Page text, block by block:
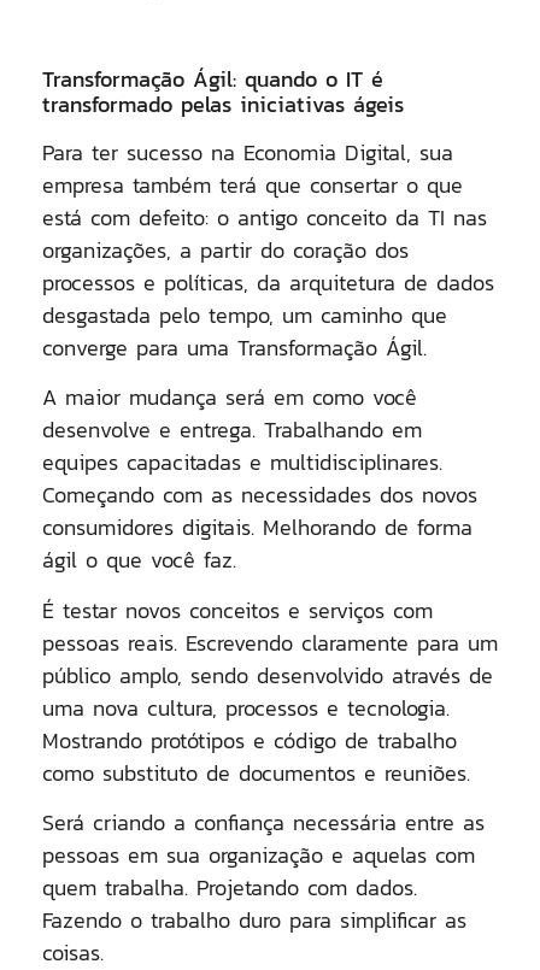
Transformação Ágil: quando o IT é
transformado pelas iniciativas ágeis
Para ter sucesso na Economia Digital, sua
empresa também terá que consertar o que
está com defeito: o antigo conceito da TI nas
organizações, a partir do coração dos
processos e políticas, da arquitetura de dados
desgastada pelo tempo, um caminho que
converge para uma Transformação Ágil.
A maior mudança será em como você
desenvolve e entrega. Trabalhando em
equipes capacitadas e multidisciplinares.
Começando com as necessidades dos novos
consumidores digitais. Melhorando de forma
ágil o que você faz.
É testar novos conceitos e serviços com
pessoas reais. Escrevendo claramente para um
público amplo, sendo desenvolvido através de
uma nova cultura, processos e tecnologia.
Mostrando protótipos e código de trabalho
como substituto de documentos e reuniões.
Será criando a confiança necessária entre as
pessoas em sua organização e aquelas com
quem trabalha. Projetando com dados.
Fazendo o trabalho duro para simplificar as
coisas.